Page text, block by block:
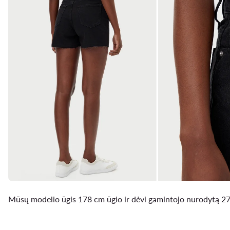
Mūsų modelio ūgis 178 cm ūgio ir dėvi gamintojo nurodytą